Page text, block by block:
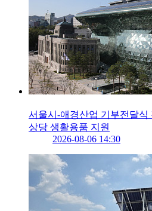
서울시-애경산업 기부전달
상당 생활용품 지원
2026-08-06 14:30